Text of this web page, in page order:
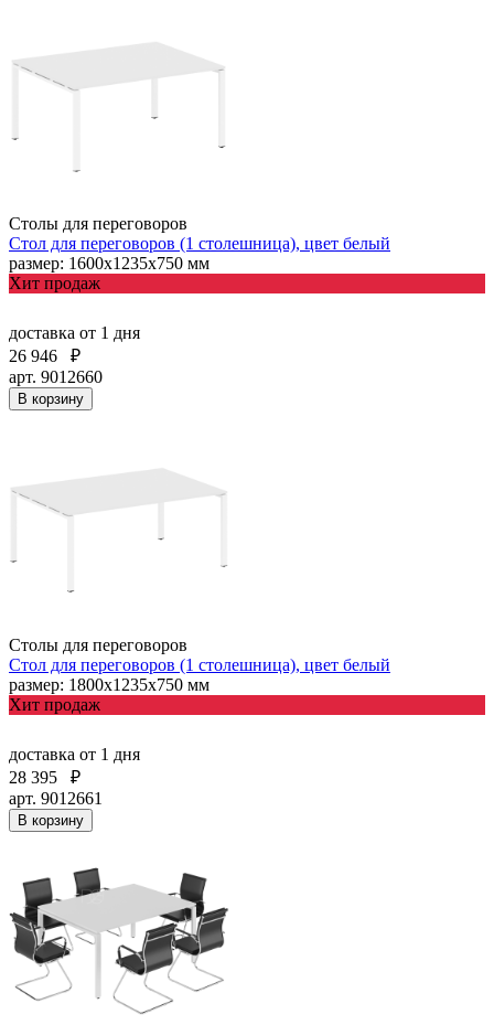
Столы для переговоров
Стол для переговоров (1 столешница), цвет белый
размер: 1600х1235х750 мм
Хит продаж
доставка от 1 дня
26 946
₽
арт. 9012660
В корзину
Столы для переговоров
Стол для переговоров (1 столешница), цвет белый
размер: 1800х1235х750 мм
Хит продаж
доставка от 1 дня
28 395
₽
арт. 9012661
В корзину